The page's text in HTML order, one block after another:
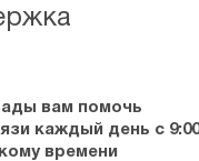
вам помочь
каждый день с
времени